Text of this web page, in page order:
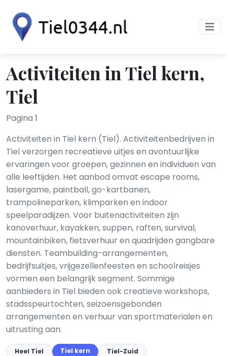
Activiteiten in Tiel kern,
Tiel
Pagina 1
Activiteiten in Tiel kern (Tiel). Activiteitenbedrijven in
Tiel verzorgen recreatieve uitjes en avontuurlijke
ervaringen voor groepen, gezinnen en individuen van
alle leeftijden. Het aanbod omvat escape rooms,
lasergame, paintball, go-kartbanen,
trampolineparken, klimparken en indoor
speelparadijzen. Voor buitenactiviteiten zijn
kanoverhuur, kayakken, suppen, raften, survival,
mountainbiken, fietsverhuur en quadrijden gangbare
diensten. Teambuilding-arrangementen,
bedrijfsuitjes, vrijgezellenfeesten en schoolreisjes
vormen een belangrijk segment. Sommige
aanbieders in Tiel bieden ook creatieve workshops,
stadsspeurtochten, seizoensgebonden
arrangementen en verhuur van sportmaterialen en
uitrusting aan.
Heel Tiel Tiel kern Tiel-Zuid